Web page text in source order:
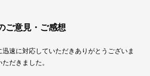
ご意見・ご感想
迅速に対応していただきありがとうございま
だきました。